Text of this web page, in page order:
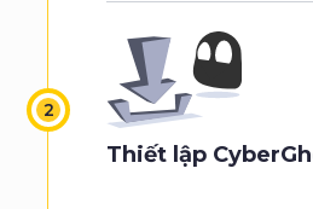
Thiết lập